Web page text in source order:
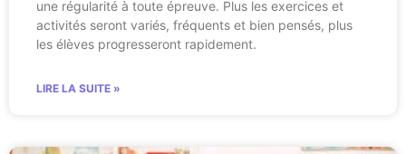
une régularité à toute épreuve. Plus les exercices et
activités seront variés, fréquents et bien pensés, plus
les élèves progresseront rapidement.
LIRE LA SUITE »